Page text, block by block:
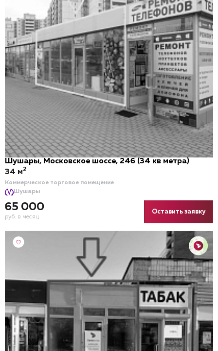
Шушары, Московское шоссе, 246 (34 кв метра)
Коммерческое торговое помещение
Шушары
65 000
руб. в месяц
34 м2
Оставить заявку